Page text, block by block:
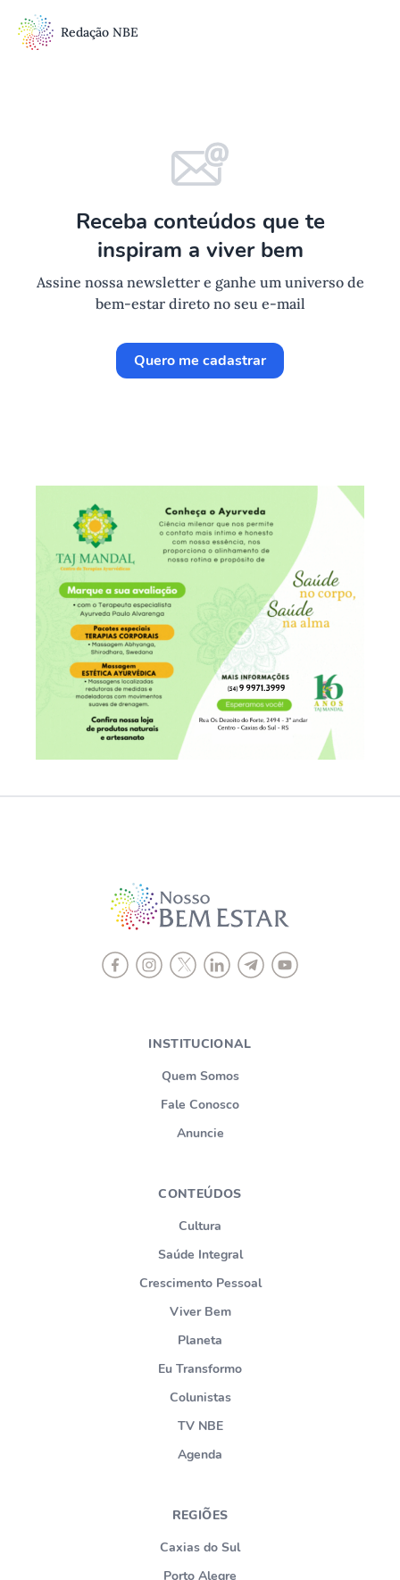
Redação NBE
Receba conteúdos que te
inspiram a viver bem
Assine nossa newsletter e ganhe um universo de
bem-estar direto no seu e-mail
Quero me cadastrar
INSTITUCIONAL
Quem Somos
Fale Conosco
Anuncie
CONTEÚDOS
Cultura
Saúde Integral
Crescimento Pessoal
Viver Bem
Planeta
Eu Transformo
Colunistas
TV NBE
Agenda
REGIÕES
Caxias do Sul
Porto Alegre